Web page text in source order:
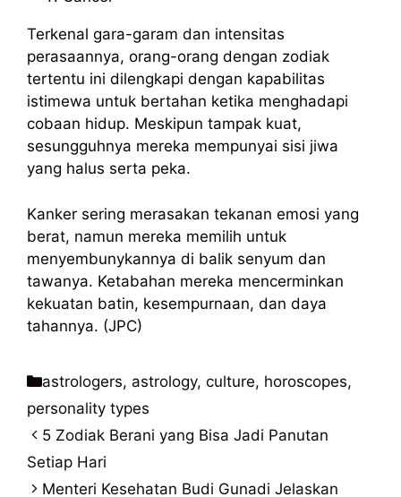
Terkenal gara-garam dan intensitas
perasaannya, orang-orang dengan zodiak
tertentu ini dilengkapi dengan kapabilitas
istimewa untuk bertahan ketika menghadapi
cobaan hidup. Meskipun tampak kuat,
sesungguhnya mereka mempunyai sisi jiwa
yang halus serta peka.
Kanker sering merasakan tekanan emosi yang
berat, namun mereka memilih untuk
menyembunykannya di balik senyum dan
tawanya. Ketabahan mereka mencerminkan
kekuatan batin, kesempurnaan, dan daya
tahannya. (JPC)
Kategori
astrologers, astrology, culture, horoscopes,
personality types
5 Zodiak Berani yang Bisa Jadi Panutan
Setiap Hari
Menteri Kesehatan Budi Gunadi Jelaskan